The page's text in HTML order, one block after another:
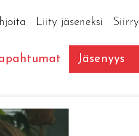
Liity jäseneksi
Jäsenyys